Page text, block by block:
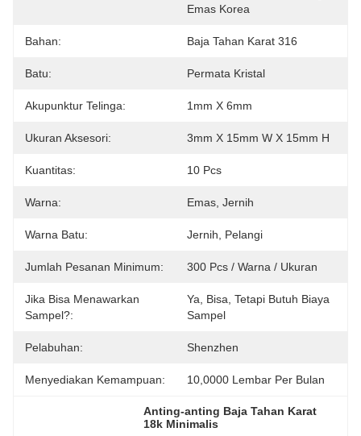
Emas Korea
Bahan: Baja Tahan Karat 316
Batu: Permata Kristal
Akupunktur Telinga: 1mm X 6mm
Ukuran Aksesori: 3mm X 15mm W X 15mm H
Kuantitas: 10 Pcs
Warna: Emas, Jernih
Warna Batu: Jernih, Pelangi
Jumlah Pesanan Minimum: 300 Pcs / Warna / Ukuran
Jika Bisa Menawarkan
Sampel?:
Ya, Bisa, Tetapi Butuh Biaya
Sampel
Pelabuhan: Shenzhen
Menyediakan Kemampuan: 10,0000 Lembar Per Bulan
Anting-anting Baja Tahan Karat
18k Minimalis